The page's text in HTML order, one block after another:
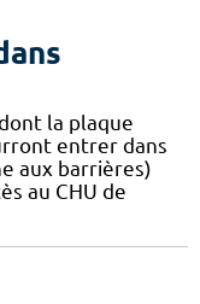
la plaque
entrer dans
aux barrières)
au CHU de